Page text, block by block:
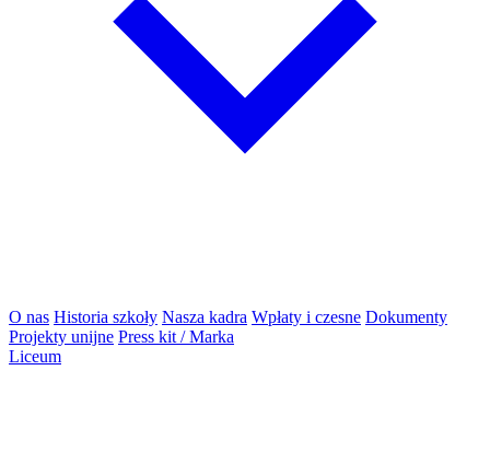
O nas Historia szkoły Nasza kadra Wpłaty i czesne Dokumenty
Projekty unijne Press kit / Marka
Liceum